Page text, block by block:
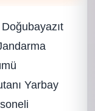
Doğubayazıt
Yarbay